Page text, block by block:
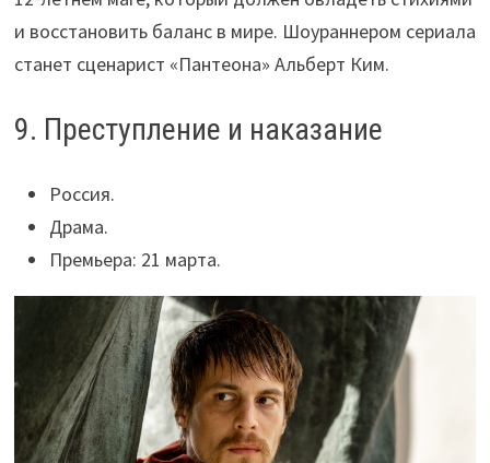
и восстановить баланс в мире. Шоураннером сериала
станет сценарист «Пантеона» Альберт Ким.
9. Преступление и наказание
Россия.
Драма.
Премьера: 21 марта.